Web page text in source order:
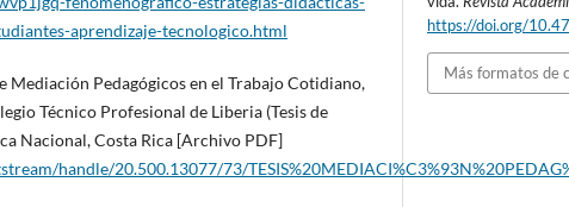
aprendizaje-tecnologico.html
Mediación Pedagógicos en el Trabajo Cotidiano,
Técnico Profesional de Liberia (Tesis de
Nacional, Costa Rica [Archivo PDF]
handle/20.500.13077/73/
https://doi.org/
Más formatos de